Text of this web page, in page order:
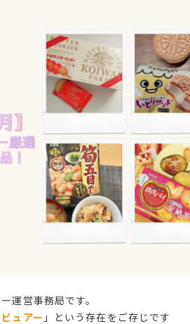
運営事務局です。
ュアー 」という存在をご存じです